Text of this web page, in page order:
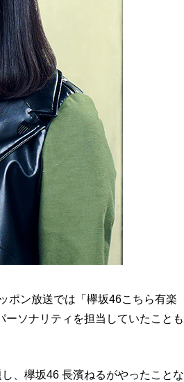
ポン放送では「欅坂46こちら有楽
ソナリティを担当していたことも
、欅坂46 長濱ねるがやったことな